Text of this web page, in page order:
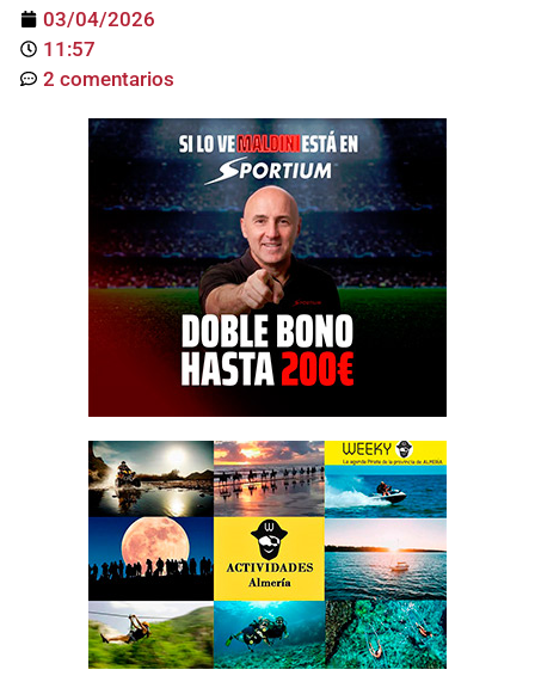
03/04/2026
11:57
2 comentarios